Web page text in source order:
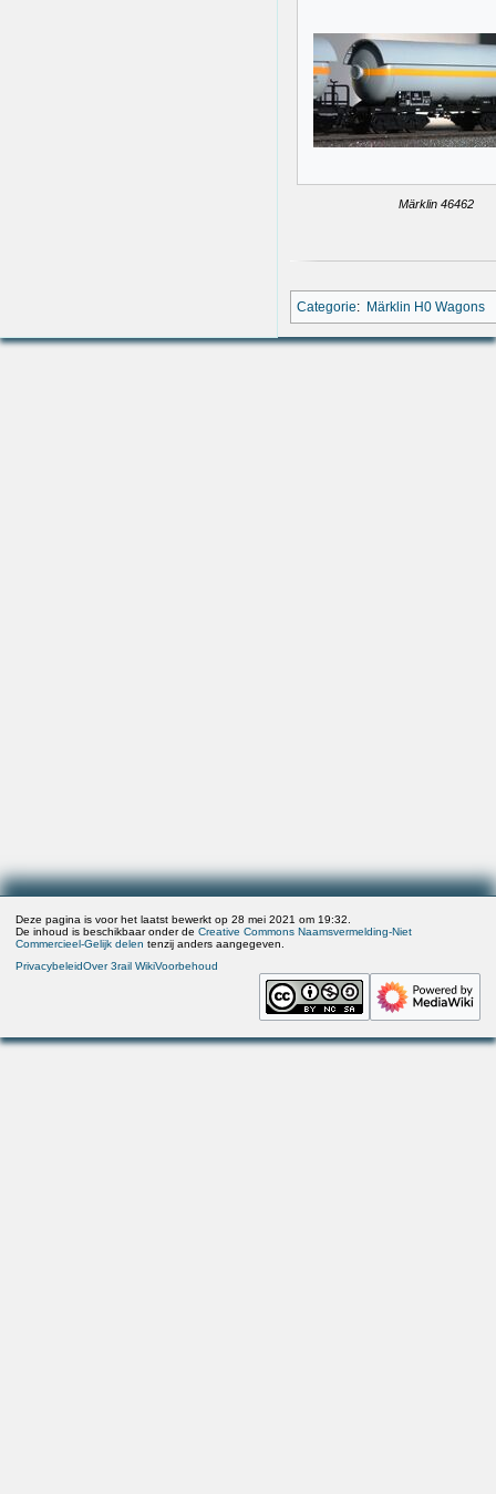
Märklin 46462
Categorie: Märklin H0 Wagons
Deze pagina is voor het laatst bewerkt op 28 mei 2021 om 19:32.
De inhoud is beschikbaar onder deCreative Commons Naamsvermelding-Niet
Commercieel-Gelijk delen tenzij anders aangegeven.
PrivacybeleidOver 3rail WikiVoorbehoud